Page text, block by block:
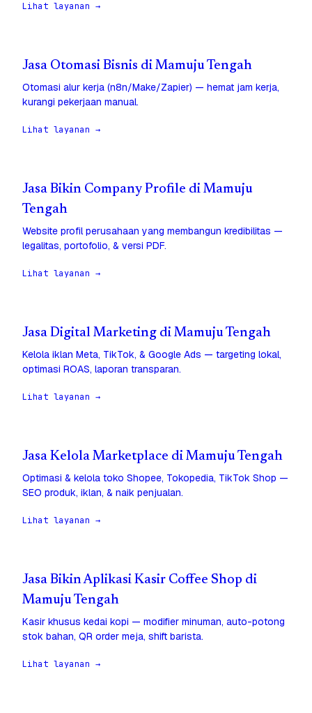
Lihat layanan →
Jasa Otomasi Bisnis di Mamuju Tengah
Otomasi alur kerja (n8n/Make/Zapier) — hemat jam kerja,
kurangi pekerjaan manual.
Lihat layanan →
Jasa Bikin Company Profile di Mamuju
Tengah
Website profil perusahaan yang membangun kredibilitas —
legalitas, portofolio, & versi PDF.
Lihat layanan →
Jasa Digital Marketing di Mamuju Tengah
Kelola iklan Meta, TikTok, & Google Ads — targeting lokal,
optimasi ROAS, laporan transparan.
Lihat layanan →
Jasa Kelola Marketplace di Mamuju Tengah
Optimasi & kelola toko Shopee, Tokopedia, TikTok Shop —
SEO produk, iklan, & naik penjualan.
Lihat layanan →
Jasa Bikin Aplikasi Kasir Coffee Shop di
Mamuju Tengah
Kasir khusus kedai kopi — modifier minuman, auto-potong
stok bahan, QR order meja, shift barista.
Lihat layanan →